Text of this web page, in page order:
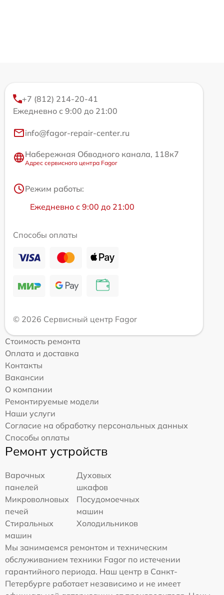
+7 (812) 214-20-41
Ежедневно с 9:00 до 21:00
info@fagor-repair-center.ru
Набережная Обводного канала, 118к7
Адрес сервисного центра Fagor
Режим работы:
Ежедневно с 9:00 до 21:00
Способы оплаты
© 2026 Сервисный центр Fagor
Стоимость ремонта
Оплата и доставка
Контакты
Вакансии
О компании
Ремонтируемые модели
Наши услуги
Согласие на обработку персональных данных
Способы оплаты
Ремонт устройств
Варочных
панелей
Духовых
шкафов
Микроволновых
печей
Посудомоечных
машин
Стиральных
машин
Холодильников
Мы занимаемся ремонтом и техническим
обслуживанием техники Fagor по истечении
гарантийного периода. Наш центр в Санкт-
Петербурге работает независимо и не имеет